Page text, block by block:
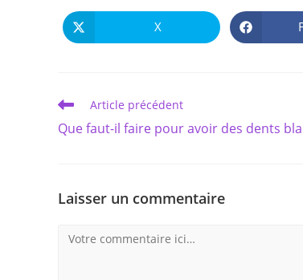
Ouvrir
dans
X
Read
articles
Article précédent
Que faut-il faire pour avoir des dents
Laisser un commentaire
Comment